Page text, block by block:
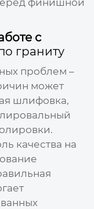
с
граниту
проблем –
может
шлифовка,
качества на